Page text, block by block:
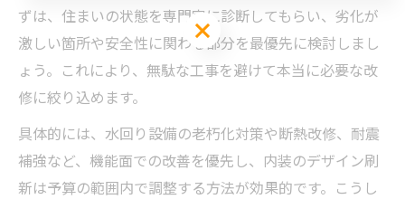
ずは、住まいの状態を専門家に診断してもらい、劣化が
激しい箇所や安全性に関わる部分を最優先に検討しまし
ょう。これにより、無駄な工事を避けて本当に必要な改
修に絞り込めます。
具体的には、水回り設備の老朽化対策や断熱改修、耐震
補強など、機能面での改善を優先し、内装のデザイン刷
新は予算の範囲内で調整する方法が効果的です。こうし
お気軽にお問い合わせください